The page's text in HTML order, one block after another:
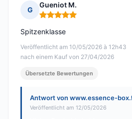
G
Gueniot M.
Hinweis: 5 von 5
Veröffentlicht am 10/05/2026 à 12h43
nach einem Kauf von 27/04/2026
Spitzenklasse
Übersetzte Bewertungen
Antwort von www.essence-
Veröffentlicht am 12/05/2026